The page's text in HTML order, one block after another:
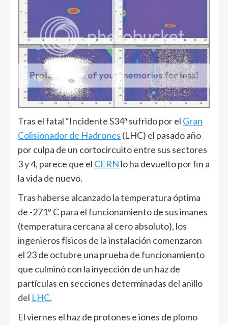
Tras el fatal “Incidente S34″ sufrido por el Gran
Colisionador de Hadrones (LHC) el pasado año
por culpa de un cortocircuito entre sus sectores
3 y 4, parece que el CERN lo ha devuelto por fin a
la vida de nuevo.
Tras haberse alcanzado la temperatura óptima
de -271º C para el funcionamiento de sus imanes
(temperatura cercana al cero absoluto), los
ingenieros físicos de la instalación comenzaron
el 23 de octubre una prueba de funcionamiento
que culminó con la inyección de un haz de
partículas en secciones determinadas del anillo
del LHC.
El viernes el haz de protones e iones de plomo